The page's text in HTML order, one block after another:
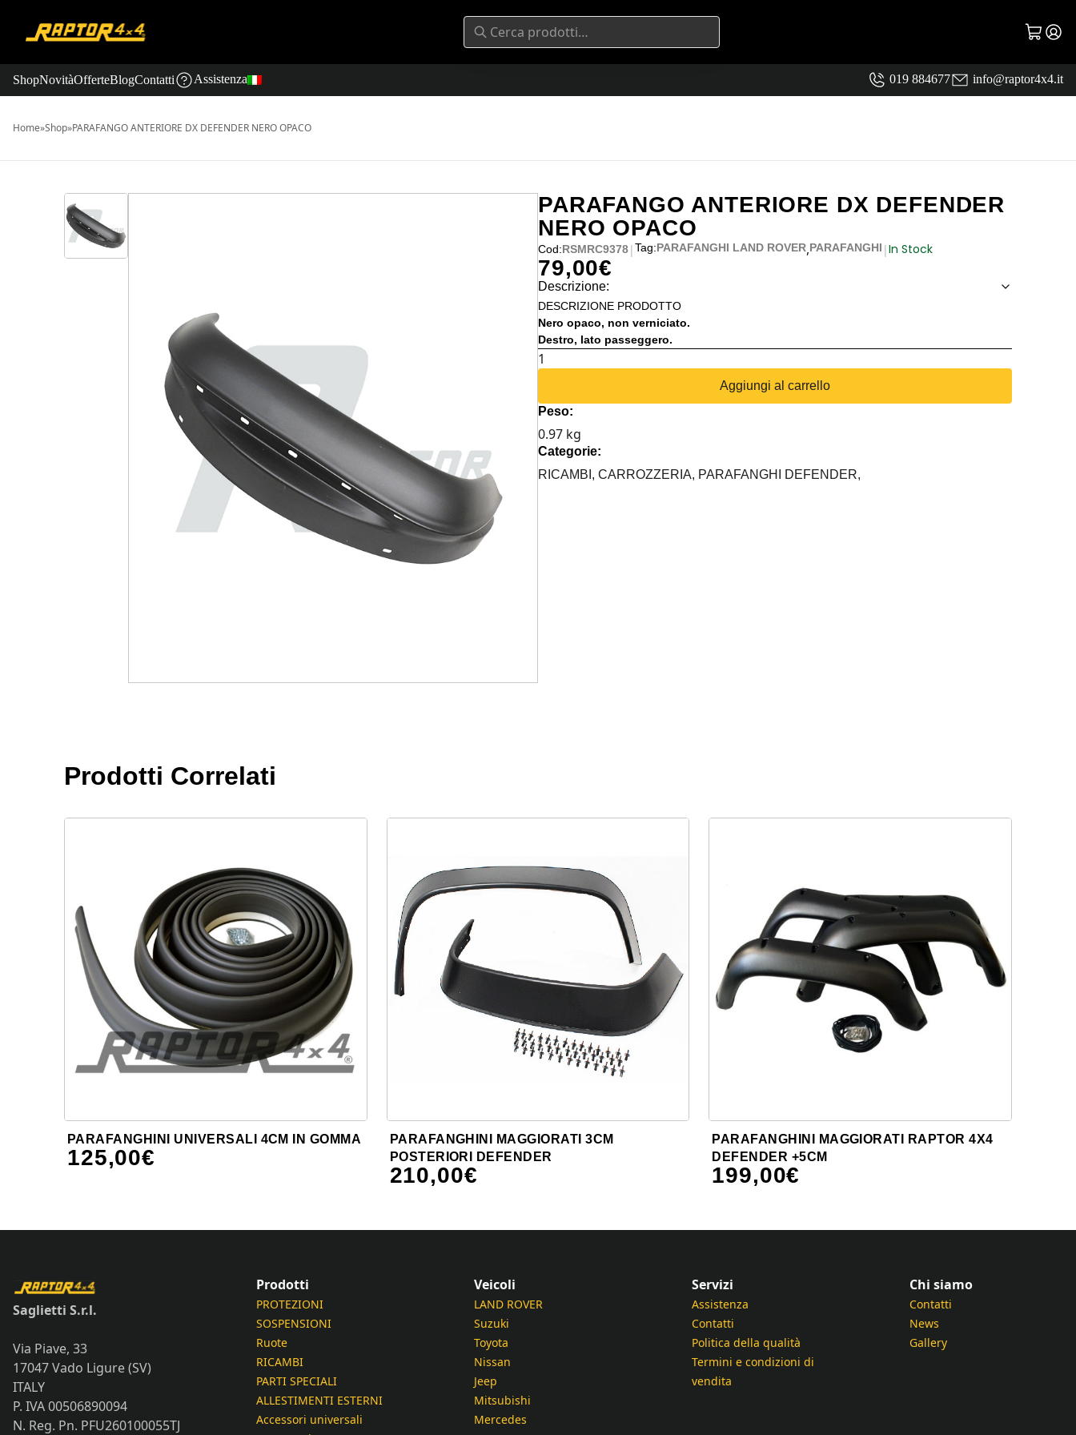
ShopNovitàOfferteBlogContatti Assistenza 019 884677 info@raptor4x4.it
Home»Shop»PARAFANGO ANTERIORE DX DEFENDER NERO OPACO
PARAFANGO ANTERIORE DX DEFENDER
NERO OPACO
Cod:RSMRC9378|Tag:PARAFANGHI LAND ROVER,PARAFANGHI |In Stock
79,00€
Descrizione:
DESCRIZIONE PRODOTTO
Nero opaco, non verniciato.
Destro, lato passeggero.
PARAFANGO
DEFENDER
NERO
OPACO
quantità
Aggiungi al carrello
Peso:
0.97 kg
Categorie:
RICAMBI, CARROZZERIA, PARAFANGHI DEFENDER,
Prodotti Correlati
PARAFANGHINI UNIVERSALI 4CM IN GOMMA
125,00€
PARAFANGHINI MAGGIORATI 3CM
POSTERIORI DEFENDER
210,00€
PARAFANGHINI MAGGIORATI RAPTOR 4X4
DEFENDER +5CM
199,00€
Saglietti S.r.l.
Via Piave, 33
17047 Vado Ligure (SV)
ITALY
P. IVA 00506890094
N. Reg. Pn. PFU260100055TJ
Prodotti
PROTEZIONI
SOSPENSIONI
Ruote
RICAMBI
PARTI SPECIALI
ALLESTIMENTI ESTERNI
Accessori universali
Veicoli
LAND ROVER
Suzuki
Toyota
Nissan
Jeep
Mitsubishi
Mercedes
Servizi
Assistenza
Contatti
Politica della qualità
Termini e condizioni di
vendita
Chi siamo
Contatti
News
Gallery